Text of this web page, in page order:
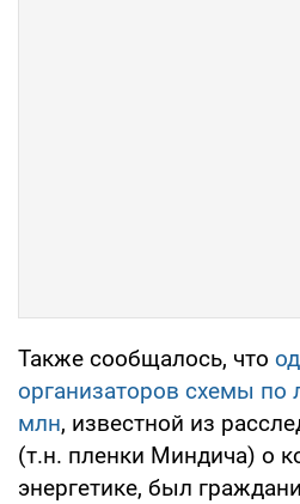
Также сообщалось, что
организаторов схемы по
млн, известной из
(т.н. пленки Миндича) о
энергетике, был